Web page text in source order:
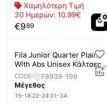
Χαμηλότερη Τιμή
30 Ημερών: 10.99€
€989
Fila Junior Quarter Plain
With Abs Unisex Κάλτσες 2
Ζεύγη
CODE:
F8939-199
Μέγεθος
15-18 22-24 31-34